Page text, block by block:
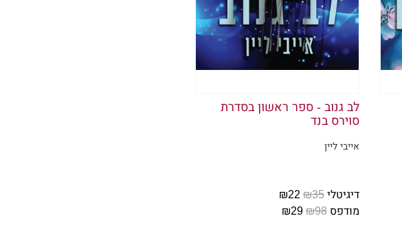
לב גנוב - ספר ראשון בסדרת
סוירס בנד
אייבי ליין
דיגיטלי₪35
₪22
מודפס ₪98
₪29